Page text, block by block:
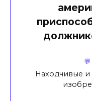
Находчивые и